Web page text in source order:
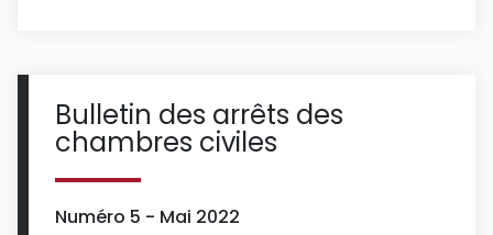
Bulletin des arrêts des
chambres civiles
Numéro 5 - Mai 2022